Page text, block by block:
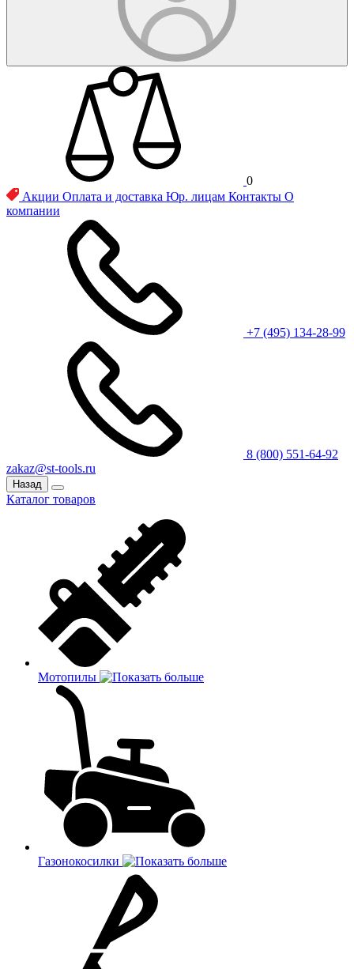
0
Акции Оплата и доставка Юр. лицам Контакты О
компании
+7 (495) 134-28-99
8 (800) 551-64-92
zakaz@st-tools.ru
Назад
Каталог товаров
Мотопилы
Газонокосилки